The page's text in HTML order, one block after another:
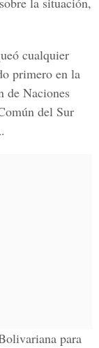
cualquier
primero en la
de Naciones
del Sur
para